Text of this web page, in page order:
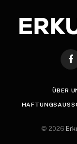
ÜBER
© 2026